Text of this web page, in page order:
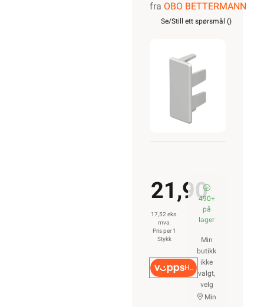
for WDK
15040RW
fra OBO BETTERMANN
Se/Still ett spørsmål ()
21,90
17,52 eks.
mva.
Pris per 1
Stykk
Hurtigkasse
490+
på
lager
Min
butikk
ikke
valgt,
velg
Min